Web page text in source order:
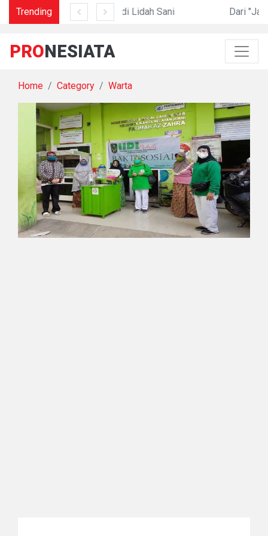
Trending
Mengapa Nostalgia Menyakitkan? Garam di Lidah Sani Dari "Jamet" ke FYP
PRONESIATA
Home Category Warta